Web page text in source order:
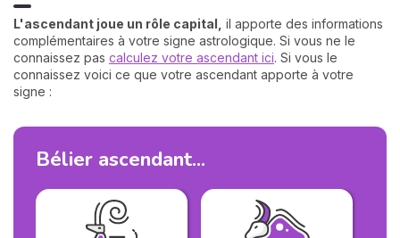
L'ascendant joue un rôle capital, il apporte des informations
complémentaires à votre signe astrologique. Si vous ne le
connaissez pas calculez votre ascendant ici. Si vous le
connaissez voici ce que votre ascendant apporte à votre
signe :
Bélier ascendant...